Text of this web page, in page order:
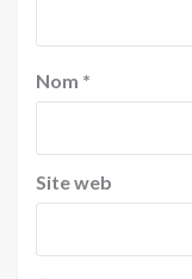
Nom *
Site web